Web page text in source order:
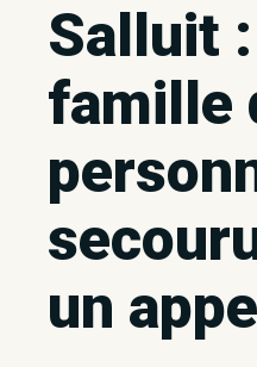
Salluit
famille
un